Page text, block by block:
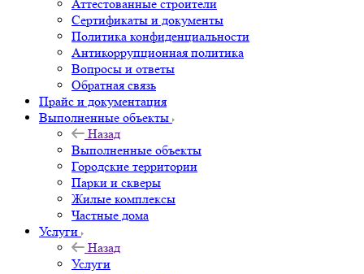
Аттестованные строители
Сертификаты и документы
Политика конфиденциальности
Антикоррупционная политика
Вопросы и ответы
Обратная связь
Прайс и документация
Выполненные объекты
Назад
Выполненные объекты
Городские территории
Парки и скверы
Жилые комплексы
Частные дома
Услуги
Назад
Услуги